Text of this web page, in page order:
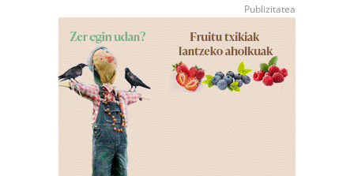
JASO ALDIZKARIA Egin bizi baratzeakoa
ZER DA BARATZE HAU?